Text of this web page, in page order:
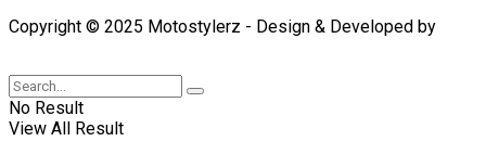
Copyright © 2025 Motostylerz - Design & Developed by
No Result
View All Result